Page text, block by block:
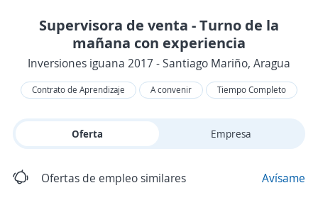
Supervisora de venta - Turno de la
mañana con experiencia
Inversiones iguana 2017 - Santiago Mariño, Aragua
Contrato de Aprendizaje A convenir Tiempo Completo
Oferta Empresa
Ofertas de empleo similares Avísame